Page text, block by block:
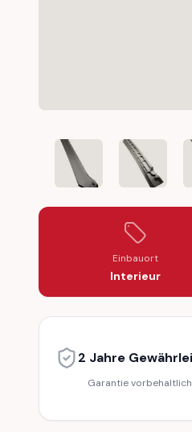
DODGE VIPER RT/10
DODGE
Einbauort
Interieur
2 Jahre
Garantie